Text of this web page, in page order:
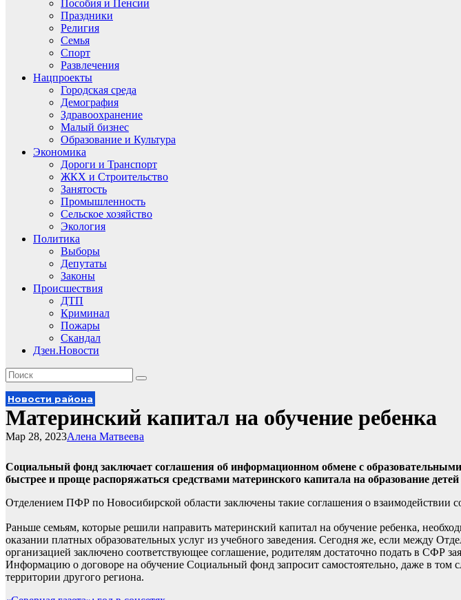
Пособия и Пенсии
Праздники
Религия
Семья
Спорт
Развлечения
Нацпроекты
Городская среда
Демография
Здравоохранение
Малый бизнес
Образование и Культура
Экономика
Дороги и Транспорт
ЖКХ и Строительство
Занятость
Промышленность
Сельское хозяйство
Экология
Политика
Выборы
Депутаты
Законы
Происшествия
ДТП
Криминал
Пожары
Скандал
Дзен.Новости
Новости района
Материнский капитал на обучение ребенка
Алена Матвеева
Мар 28, 2023
Социальный фонд заключает соглашения об информационном обмене с
быстрее и проще распоряжаться средствами материнского капитала на образование
Отделением ПФР по Новосибирской области заключены такие соглашения о взаимодействии
Раньше семьям, которые решили направить материнский капитал на обучение ребенка,
оказании платных образовательных услуг из учебного заведения. Сегодня же, если между
организацией заключено соответствующее соглашение, родителям достаточно подать в СФР
Информацию о договоре на обучение Социальный фонд запросит самостоятельно, даже в том
территории другого региона.